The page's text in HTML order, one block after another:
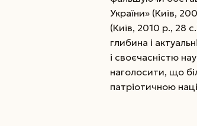
України» (Київ,
(Київ, 2010 р., 28
глибина і
і своєчасністю
наголосити, що
патріотичною